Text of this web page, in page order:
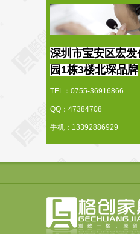
深圳市宝安区宏发
园1栋3楼北琛品牌
TEL：0755-36916866
QQ：47384708
手机：13392886929